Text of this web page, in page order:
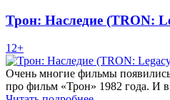
Трон: Наследие (TRON:
12+
Очень многие фильмы
про фильм «Трон» 1982 года. И